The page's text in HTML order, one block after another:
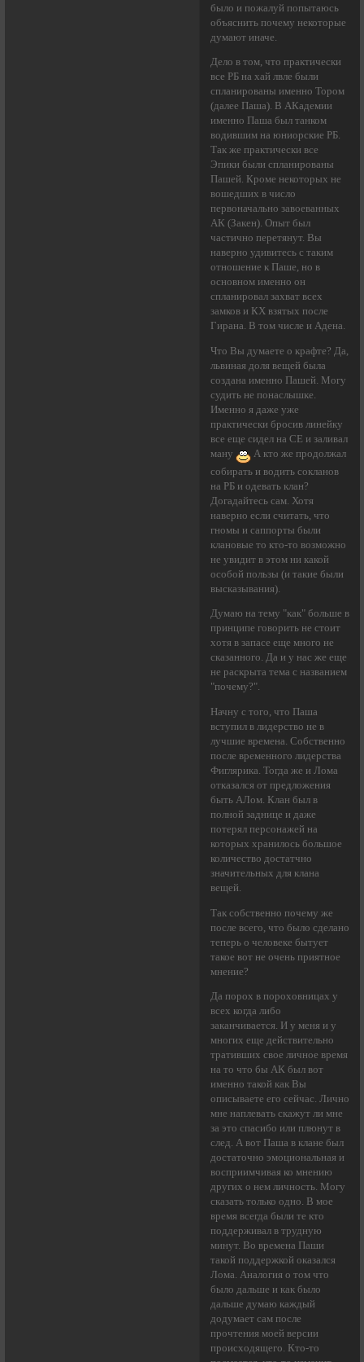
было и пожалуй попытаюсь
объяснить почему некоторые
думают иначе.
Дело в том, что практически
все РБ на хай лвле были
спланированы именно Тором
(далее Паша). В АКадемии
именно Паша был танком
водившим на юниорские РБ.
Так же практически все
Эпики были спланированы
Пашей. Кроме некоторых не
вошедших в число
первоначально завоеванных
АК (Закен). Опыт был
частично перетянут. Вы
наверно удивитесь с таким
отношение к Паше, но в
основном именно он
спланировал захват всех
замков и КХ взятых после
Гирана. В том числе и Адена.
Что Вы думаете о крафте? Да,
львиная доля вещей была
создана именно Пашей. Могу
судить не понаслышке.
Именно я даже уже
практически бросив линейку
все еще сидел на СЕ и заливал
ману
А кто же продолжал
собирать и водить сокланов
на РБ и одевать клан?
Догадайтесь сам. Хотя
наверно если считать, что
гномы и саппорты были
клановые то кто-то возможно
не увидит в этом ни какой
особой пользы (и такие были
высказывания).
Думаю на тему "как" больше в
принципе говорить не стоит
хотя в запасе еще много не
сказанного. Да и у нас же еще
не раскрыта тема с названием
"почему?".
Начну с того, что Паша
вступил в лидерство не в
лучшие времена. Собственно
после временного лидерства
Фиглярика. Тогда же и Лома
отказался от предложения
быть АЛом. Клан был в
полной заднице и даже
потерял персонажей на
которых хранилось большое
количество достатчно
значительных для клана
вещей.
Так собственно почему же
после всего, что было сделано
теперь о человеке бытует
такое вот не очень приятное
мнение?
Да порох в пороховницах у
всех когда либо
заканчивается. И у меня и у
многих еще действительно
тративших свое личное время
на то что бы АК был вот
именно такой как Вы
описываете его сейчас. Лично
мне наплевать скажут ли мне
за это спасибо или плюнут в
след. А вот Паша в клане был
достаточно эмоциональная и
восприимчивая ко мнению
других о нем личность. Могу
сказать только одно. В мое
время всегда были те кто
поддерживал в трудную
минут. Во времена Паши
такой поддержкой оказался
Лома. Аналогия о том что
было дальше и как было
дальше думаю каждый
додумает сам после
прочтения моей версии
происходящего. Кто-то